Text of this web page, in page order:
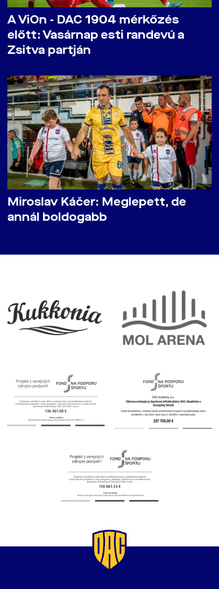
A ViOn - DAC 1904 mérkőzés
előtt: Vasárnap esti randevú a
Zsitva partján
Miroslav Káčer: Meglepett, de
annál boldogabb